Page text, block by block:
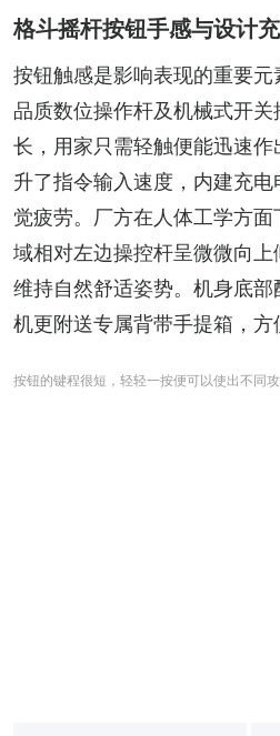
格斗摇杆按钮手感与设计
按钮触感是影响表现的重要
品质数位操作杆及机械式开
长，用家只需轻触便能迅速
升了指令输入速度，内建充
觉疲劳。厂方在人体工学方
域相对左边操控杆呈微微向
维持自然舒适姿势。机身底
机更附送专属背带手提箱，方
按钮的键程很短，轻轻一按便可以使出不同攻